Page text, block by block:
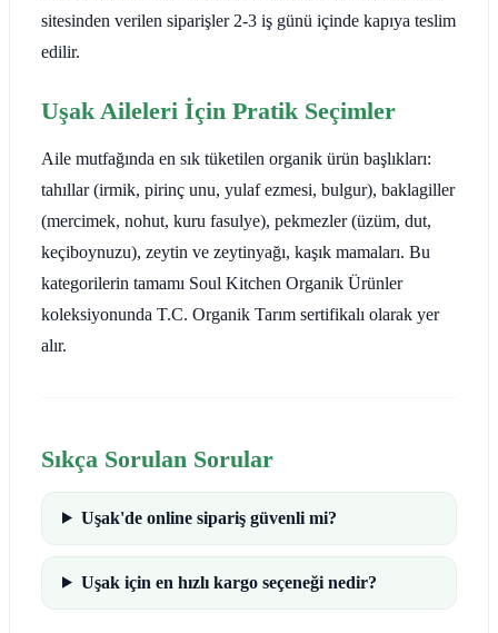
sitesinden verilen siparişler 2-3 iş günü içinde kapıya teslim
edilir.
Uşak Aileleri İçin Pratik Seçimler
Aile mutfağında en sık tüketilen organik ürün başlıkları:
tahıllar (irmik, pirinç unu, yulaf ezmesi, bulgur), baklagiller
(mercimek, nohut, kuru fasulye), pekmezler (üzüm, dut,
keçiboynuzu), zeytin ve zeytinyağı, kaşık mamaları. Bu
kategorilerin tamamı Soul Kitchen Organik Ürünler
koleksiyonunda T.C. Organik Tarım sertifikalı olarak yer
alır.
Sıkça Sorulan Sorular
Uşak'de online sipariş güvenli mi?
Uşak için en hızlı kargo seçeneği nedir?